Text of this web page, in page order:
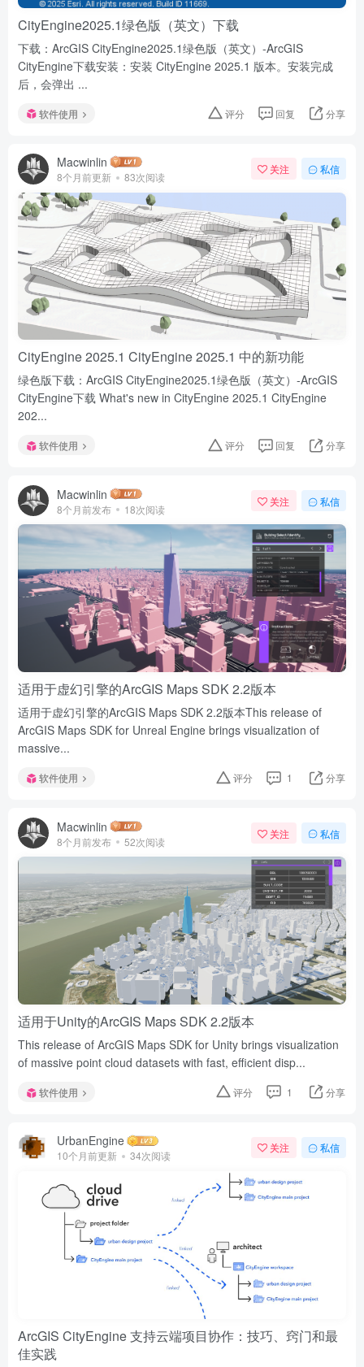
CityEngine2025.1绿色版（英文）下载
下载：ArcGIS CityEngine2025.1绿色版（英文）-ArcGIS
CityEngine下载安装：安装 CityEngine 2025.1 版本。安装完成
后，会弹出 ...
软件使用 评分 回复 分享
Macwinlin
8个月前更新 83次阅读
关注 私信
CityEngine 2025.1 CityEngine 2025.1 中的新功能
绿色版下载：ArcGIS CityEngine2025.1绿色版（英文）-ArcGIS
CityEngine下载 What's new in CityEngine 2025.1 CityEngine
202...
软件使用 评分 回复 分享
Macwinlin
8个月前发布 18次阅读
关注 私信
适用于虚幻引擎的ArcGIS Maps SDK 2.2版本
适用于虚幻引擎的ArcGIS Maps SDK 2.2版本This release of
ArcGIS Maps SDK for Unreal Engine brings visualization of
massive...
软件使用 评分 1 分享
Macwinlin
8个月前发布 52次阅读
关注 私信
适用于Unity的ArcGIS Maps SDK 2.2版本
This release of ArcGIS Maps SDK for Unity brings visualization
of massive point cloud datasets with fast, efficient disp...
软件使用 评分 1 分享
UrbanEngine
10个月前更新 34次阅读
关注 私信
ArcGIS CityEngine 支持云端项目协作：技巧、窍门和最
佳实践